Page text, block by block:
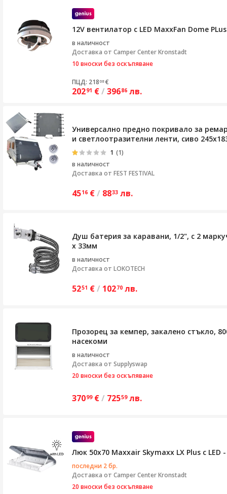
12V вентилатор с LED MaxxFan Dome
в наличност
Доставка от Camper Center Kronstadt
10 вноски без оскъпяване
ПЦД: 218 08 €
20291 €/ 39686 лв.
Универсално предно покривало за
и светлоотразителни ленти, сиво
1 (1)
в наличност
Доставка от FEST FESTIVAL
4516 €/ 8833 лв.
Душ батерия за каравани, 1/2", с 2
x 33мм
в наличност
Доставка от LOKOTECH
5251 €/ 10270 лв.
Прозорец за кемпер, закалено стъкло,
насекоми
в наличност
Доставка от Supplyswap
20 вноски без оскъпяване
37099 €/ 72559 лв.
Люк 50x70 Maxxair Skymaxx LX Plus с
последни 2 бр.
Доставка от Camper Center Kronstadt
20 вноски без оскъпяване